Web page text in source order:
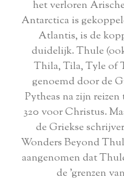
het verloren
Antarctica is
Atlantis, is de
duidelijk. Thule
Thila, Tila, Tyle of
genoemd door de
Pytheas na zijn
320 voor Christus.
de Griekse
Wonders Beyond
aangenomen dat
de 'grenzen